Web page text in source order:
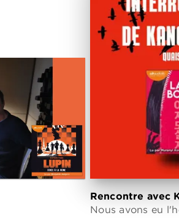
Rencontre avec
Nous avons eu